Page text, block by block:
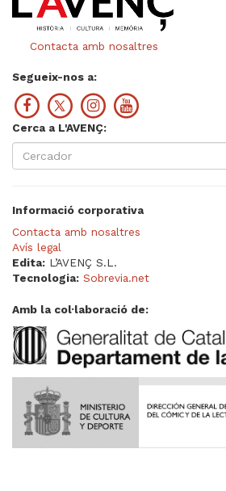
Contacta amb nosaltres
Segueix-nos a:
Cerca a L'AVENÇ:
Informació corporativa
Contacta amb nosaltres
Avís legal
Edita: L’AVENÇ S.L.
Tecnologia: Sobrevia.net
Amb la col·laboració de: